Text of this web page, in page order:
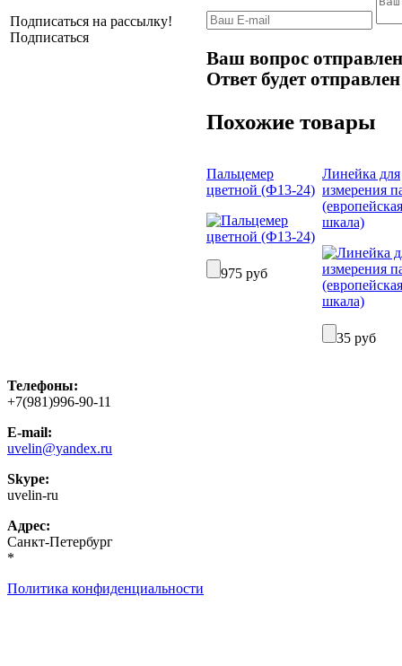
Подписаться на рассылку!
Подписаться
Ваш вопрос
Ответ будет
Похожие товары
Пальцемер
цветной (Ф13-24)
975 руб
Линейка для
измерения
(европейская
шкала)
35 руб
Телефоны:
+7(981)996-90-11
E-mail:
uvelin@yandex.ru
Skype:
uvelin-ru
Адрес:
Санкт-Петербург
*
Политика конфиденциальности